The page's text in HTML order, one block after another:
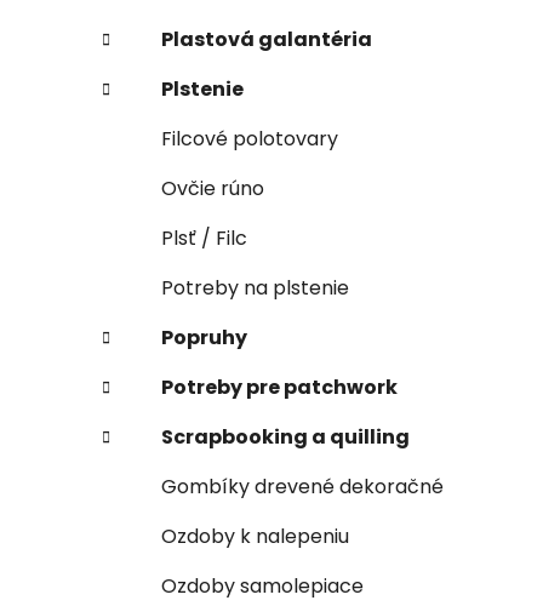
Plastová galantéria
Plstenie
Filcové polotovary
Ovčie rúno
Plsť / Filc
Potreby na plstenie
Popruhy
Potreby pre patchwork
Scrapbooking a quilling
Gombíky drevené dekoračné
Ozdoby k nalepeniu
Ozdoby samolepiace